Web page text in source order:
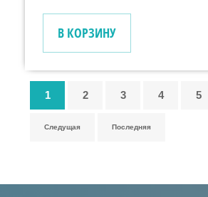
В КОРЗИНУ
1 2 3 4 5
Следущая Последняя